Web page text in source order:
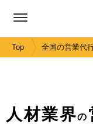
Top 全国の営業代
人材業界の